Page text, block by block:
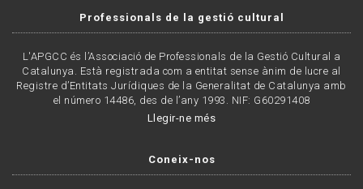
Professionals de la gestió cultural
L'APGCC és l’Associació de Professionals de la Gestió Cultural a
Catalunya. Està registrada com a entitat sense ànim de lucre al
Registre d’Entitats Jurídiques de la Generalitat de Catalunya amb
el número 14486, des de l’any 1993. NIF: G60291408
Llegir-ne més
Coneix-nos